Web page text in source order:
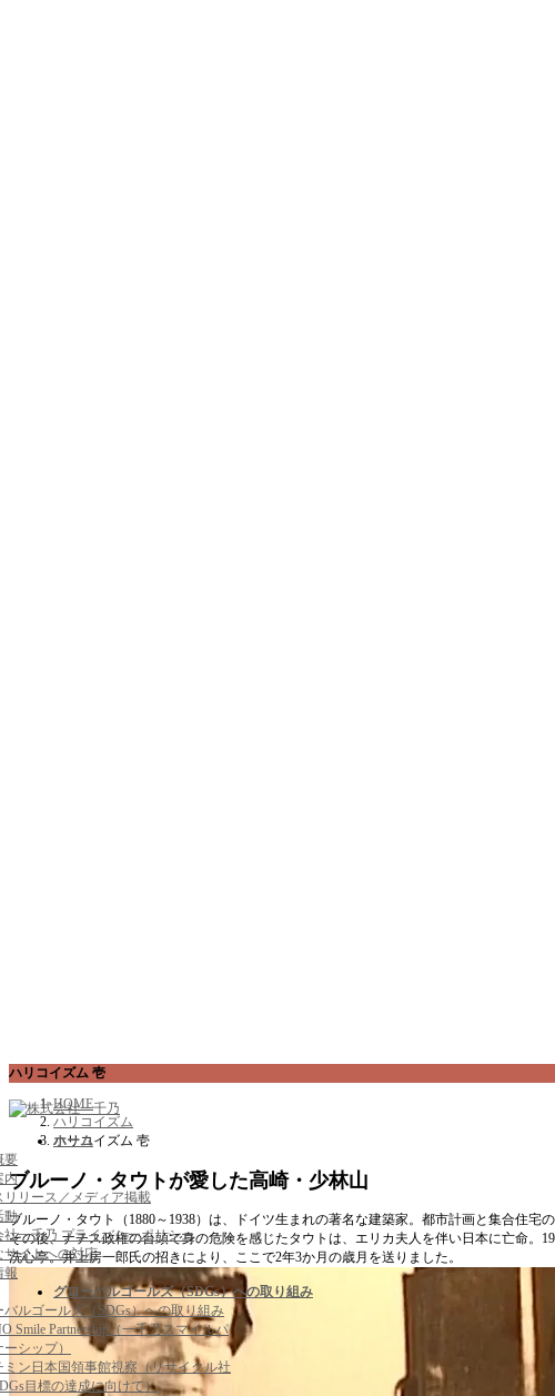
コ
テ
へ
ス
キ
ッ
プ
ナ
ゲ
ョ
ン
に
移
動
ホーム
要
内
リリース／メディア掲載
動
社一千乃 プライバシーポリシー
サイトへの対応
報
グローバルゴールズ（SDGs）への取り組み
バルゴールズ（SDGs）への取り組み
Smile Partnership（一千乃スマイルパ
シップ）
ミン日本国領事館視察（リサイクル社
目標の達成に向けて）
ハリコイズム 壱
HOME
ハリコイズム
ハリコイズム 壱
ブルーノ・タウトが愛した高崎・少林山
ブルーノ・タウト（1880～1938）は、ドイツ生まれの著名な建築家。都市計画と集合住
その後、ナチス政権の台頭で身の危険を感じたタウトは、エリカ夫人を伴い日本に亡命。
洗心亭。井上房一郎氏の招きにより、ここで2年3か月の歳月を送りました。